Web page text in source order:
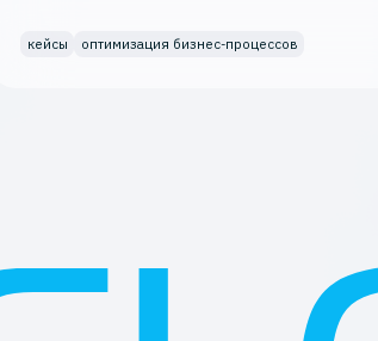
кейсы оптимизация бизнес-процессов